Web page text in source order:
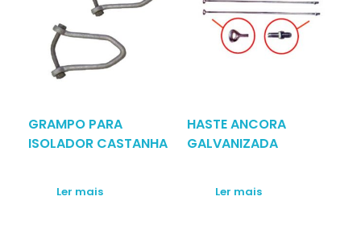
GRAMPO PARA
ISOLADOR CASTANHA
Ler mais
HASTE ANCORA
GALVANIZADA
Ler mais